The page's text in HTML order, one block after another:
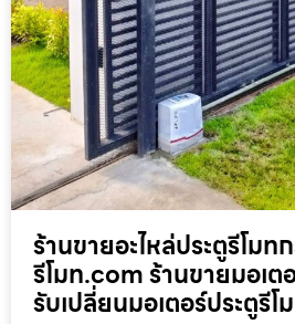
ร้านขายอะไหล่ประตูรีโมท
รีโมท.com ร้านขายมอเต
รับเปลี่ยนมอเตอร์ประตูรีโ